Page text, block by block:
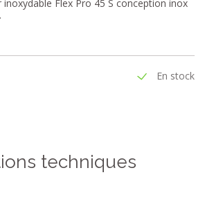
inoxydable Flex Pro 45 S conception inox
En stock
techniques